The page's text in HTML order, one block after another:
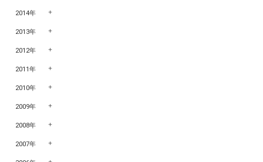
2014年
2013年
2012年
2011年
2010年
2009年
2008年
2007年